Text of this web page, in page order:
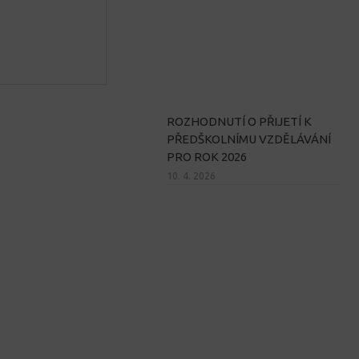
ROZHODNUTÍ O PŘIJETÍ K
PŘEDŠKOLNÍMU VZDĚLÁVÁNÍ
PRO ROK 2026
10. 4. 2026